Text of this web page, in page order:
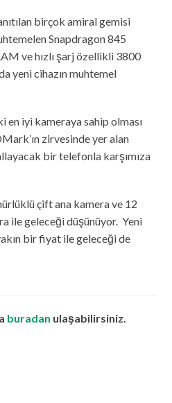
birçok amiral gemisi
Snapdragon 845
ve hızlı şarj özellikli 3800
yeni cihazın muhtemel
en iyi kameraya sahip olması
zirvesinde yer alan
bir telefonla karşımıza
çift ana kamera ve 12
ile geleceği düşünüyor. Yeni
bir fiyat ile geleceği de
buradan ulaşabilirsiniz.